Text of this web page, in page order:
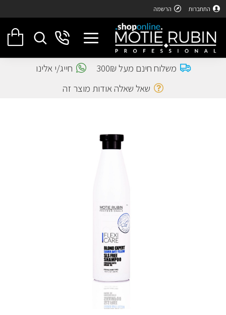
התחברות הרשמה
משלוח חינם מעל 300₪
חייג/י אלינו
שאל שאלה אודות מוצר זה